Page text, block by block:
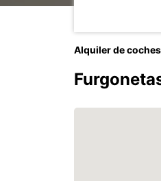
Alquiler de coches